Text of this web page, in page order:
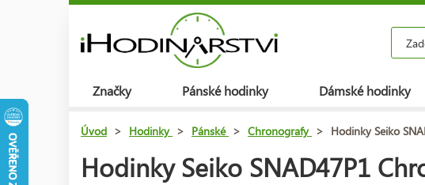
Značky Pánské hodinky Dámské hodinky
Úvod > Hodinky > Pánské > Chronografy > Hodinky Seiko
Hodinky Seiko SNAD47P1